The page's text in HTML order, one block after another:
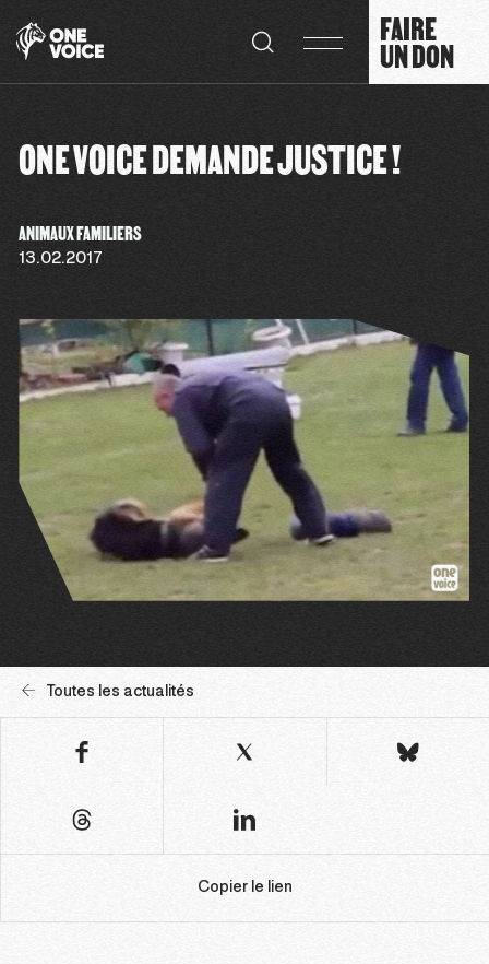
FAIRE
UN DON
ONE VOICE DEMANDE JUSTICE !
ANIMAUX FAMILIERS
13.02.2017
Toutes les actualités
Copier le lien